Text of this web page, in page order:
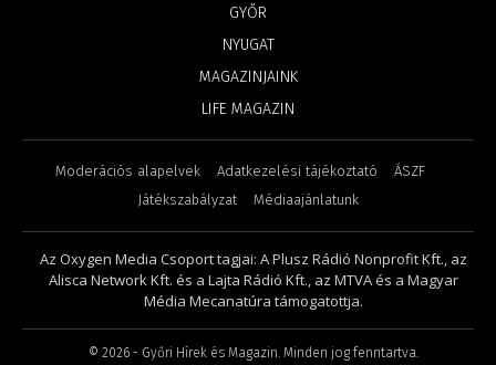
GYŐR
NYUGAT
MAGAZINJAINK
LIFE MAGAZIN
Moderációs alapelvek Adatkezelési tájékoztató
ÁSZF
Játékszabályzat
Médiaajánlatunk
Az Oxygen Media Csoport tagjai: A Plusz Rádió Nonprofit Kft., az
Alisca Network Kft. és a Lajta Rádió Kft., az MTVA és a Magyar
Média Mecanatúra támogatottja.
© 2026 - Győri Hírek és Magazin. Minden jog fenntartva.